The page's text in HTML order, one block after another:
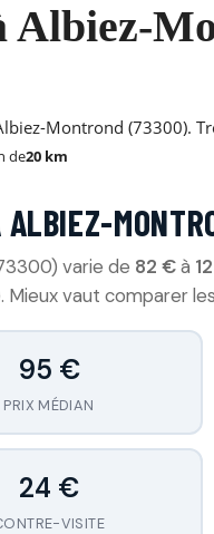
Albiez-
Montrond (73300).
de20 km
ALBIEZ-
varie de 82 €à
vaut comparer
95 €
PRIX MÉDIAN
24 €
VISITE